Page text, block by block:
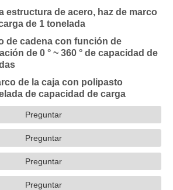
estructura de acero, haz de marco
de 1 tonelada
de cadena con función de
de 0 ° ~ 360 ° de capacidad de
de la caja con polipasto
de capacidad de carga
Preguntar
Preguntar
Preguntar
Preguntar